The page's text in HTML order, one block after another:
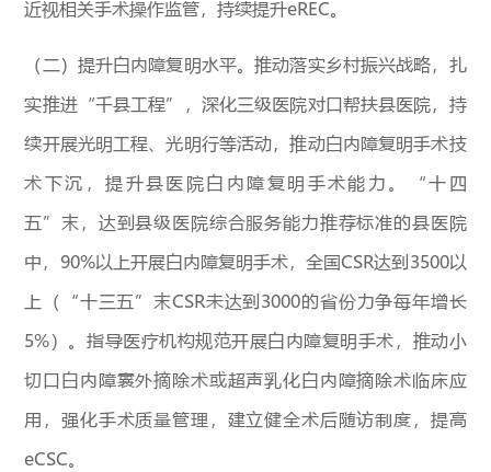
近视相关手术操作监管，持续提升eREC。
（二）提升白内障复明水平。推动落实乡村振兴战略，扎
实推进“千县工程”，深化三级医院对口帮扶县医院，持
续开展光明工程、光明行等活动，推动白内障复明手术技
术下沉，提升县医院白内障复明手术能力。“十四
五”末，达到县级医院综合服务能力推荐标准的县医院
中，90%以上开展白内障复明手术，全国CSR达到3500以
上（“十三五”末CSR未达到3000的省份力争每年增长
5%）。指导医疗机构规范开展白内障复明手术，推动小
切口白内障囊外摘除术或超声乳化白内障摘除术临床应
用，强化手术质量管理，建立健全术后随访制度，提高
eCSC。